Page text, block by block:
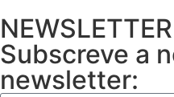
NEWSLETTER
Subscreve a
newsletter: